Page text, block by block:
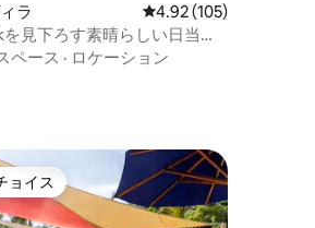
つ星の平均評価
ラ レビュー105件、5つ
4.92 (105)
見下ろす素晴らしい日当た
ラ
ペース · ロケーション
ストチョイスです。
ョイス